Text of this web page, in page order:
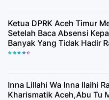
Ketua DPRK Aceh Timur
Setelah Baca Absensi
Banyak Yang Tidak Hadir
Paripurna
Inna Lillahi Wa Inna Ilaihi
Kharismatik Aceh,Abu Tu